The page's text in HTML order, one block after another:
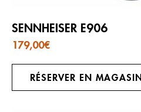
SENNHEISER E906
179,00€
RÉSERVER EN MAGASIN